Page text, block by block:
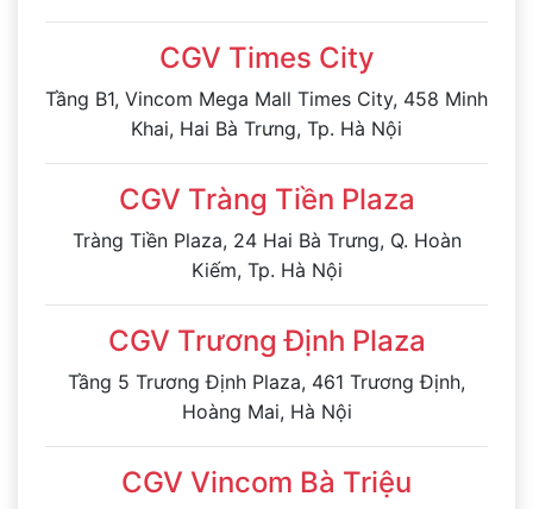
CGV Times City
Tầng B1, Vincom Mega Mall Times City, 458 Minh
Khai, Hai Bà Trưng, Tp. Hà Nội
CGV Tràng Tiền Plaza
Tràng Tiền Plaza, 24 Hai Bà Trưng, Q. Hoàn
Kiếm, Tp. Hà Nội
CGV Trương Định Plaza
Tầng 5 Trương Định Plaza, 461 Trương Định,
Hoàng Mai, Hà Nội
CGV Vincom Bà Triệu